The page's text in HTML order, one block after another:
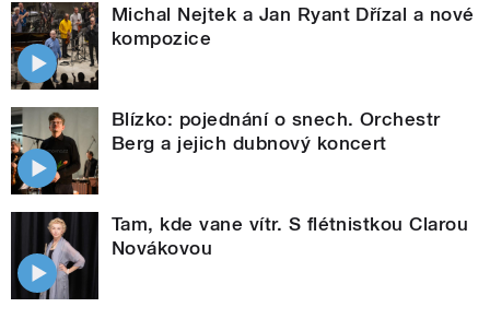
Michal Nejtek a Jan Ryant Dřízal a nové
kompozice
Blízko: pojednání o snech. Orchestr
Berg a jejich dubnový koncert
Tam, kde vane vítr. S flétnistkou Clarou
Novákovou